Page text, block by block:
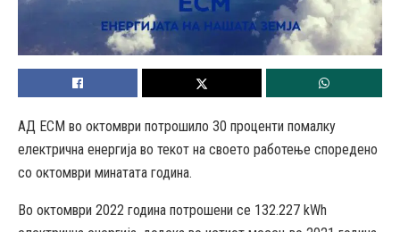
АД ЕСМ во октомври потрошило 30 проценти помалку
електрична енергија во текот на своето работење споредено
со октомври минатата година.
Во октомври 2022 година потрошени се 132.227 kWh